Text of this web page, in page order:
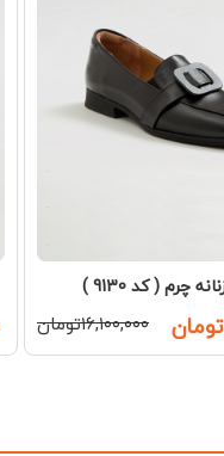
چرم ( کد 9130 )
۱۶,۱۰۰,۰۰۰تومان